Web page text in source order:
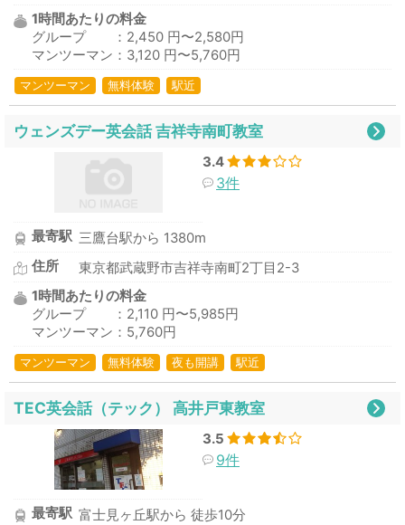
1時間あたりの料金
グループ ：2,450 円〜2,580円
マンツーマン：3,120 円〜5,760円
マンツーマン 無料体験 駅近
ウェンズデー英会話 吉祥寺南町教室
3.4
3件
最寄駅 三鷹台駅から 1380m
住所
東京都武蔵野市吉祥寺南町2丁目2-3
1時間あたりの料金
グループ ：2,110 円〜5,985円
マンツーマン：5,760円
マンツーマン 無料体験 夜も開講 駅近
TEC英会話（テック） 高井戸東教室
3.5
9件
最寄駅 富士見ヶ丘駅から 徒歩10分